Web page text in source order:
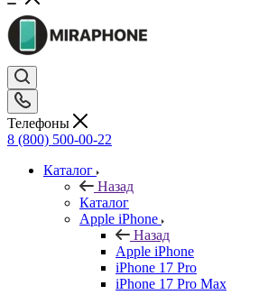
Телефоны
8 (800) 500-00-22
Каталог
Назад
Каталог
Apple iPhone
Назад
Apple iPhone
iPhone 17 Pro
iPhone 17 Pro Max